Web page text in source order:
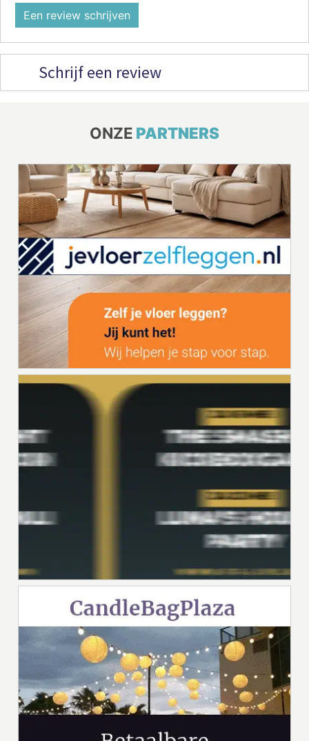
Een review schrijven
Schrijf een review
ONZE PARTNERS